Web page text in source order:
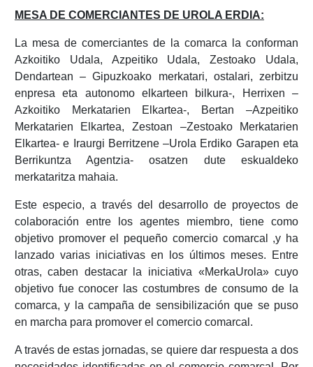
MESA DE COMERCIANTES DE UROLA ERDIA:
La mesa de comerciantes de la comarca la conforman
Azkoitiko Udala, Azpeitiko Udala, Zestoako Udala,
Dendartean – Gipuzkoako merkatari, ostalari, zerbitzu
enpresa eta autonomo elkarteen bilkura-, Herrixen –
Azkoitiko Merkatarien Elkartea-, Bertan –Azpeitiko
Merkatarien Elkartea, Zestoan –Zestoako Merkatarien
Elkartea- e Iraurgi Berritzene –Urola Erdiko Garapen eta
Berrikuntza Agentzia- osatzen dute eskualdeko
merkataritza mahaia.
Este especio, a través del desarrollo de proyectos de
colaboración entre los agentes miembro, tiene como
objetivo promover el pequeño comercio comarcal ,y ha
lanzado varias iniciativas en los últimos meses. Entre
otras, caben destacar la iniciativa «MerkaUrola» cuyo
objetivo fue conocer las costumbres de consumo de la
comarca, y la campaña de sensibilización que se puso
en marcha para promover el comercio comarcal.
A través de estas jornadas, se quiere dar respuesta a dos